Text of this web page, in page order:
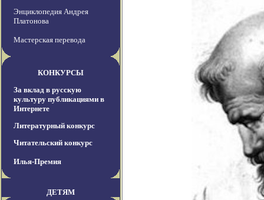
Энциклопедия Андрея
Платонова
Мастерская перевода
КОНКУРСЫ
За вклад в русскую
культуру публикациями в
Интернете
Литературный конкурс
Читательский конкурс
Илья-Премия
ДЕТЯМ